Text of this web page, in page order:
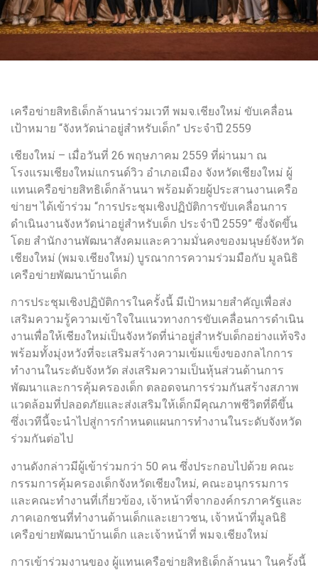
เครือข่ายสิทธิเด็กล้านนาร่วมเวที พมจ.เชียงใหม่ ขับเคลื่อน
เป้าหมาย “จังหวัดน่าอยู่สำหรับเด็ก” ประจำปี 2559
เชียงใหม่ – เมื่อวันที่ 26 พฤษภาคม 2559 ที่ผ่านมา ณ
โรงแรมเชียงใหม่แกรนด์วิว อำเภอเมือง จังหวัดเชียงใหม่ ผู้
แทนเครือข่ายสิทธิเด็กล้านนา พร้อมด้วยผู้ประสานงานเครือ
ข่ายฯ ได้เข้าร่วม “การประชุมเชิงปฏิบัติการขับเคลื่อนการ
ดำเนินงานจังหวัดน่าอยู่สำหรับเด็ก ประจำปี 2559” ซึ่งจัดขึ้น
โดย สำนักงานพัฒนาสังคมและความมั่นคงของมนุษย์จังหวัด
เชียงใหม่ (พมจ.เชียงใหม่) บูรณาการความร่วมมือกับ มูลนิธิ
เครือข่ายพัฒนาบ้านเด็ก
การประชุมเชิงปฏิบัติการในครั้งนี้ มีเป้าหมายสำคัญเพื่อส่ง
เสริมความรู้ความเข้าใจในแนวทางการขับเคลื่อนการดำเนิน
งานเพื่อให้เชียงใหม่เป็นจังหวัดที่น่าอยู่สำหรับเด็กอย่างแท้จริง
พร้อมทั้งมุ่งหวังที่จะเสริมสร้างความเข้มแข็งของกลไกการ
ทำงานในระดับจังหวัด ส่งเสริมความเป็นหุ้นส่วนด้านการ
พัฒนาและการคุ้มครองเด็ก ตลอดจนการร่วมกันสร้างสภาพ
แวดล้อมที่ปลอดภัยและส่งเสริมให้เด็กมีคุณภาพชีวิตที่ดีขึ้น
ซึ่งเวทีนี้จะนำไปสู่การกำหนดแผนการทำงานในระดับจังหวัด
ร่วมกันต่อไป
งานดังกล่าวมีผู้เข้าร่วมกว่า 50 คน ซึ่งประกอบไปด้วย คณะ
กรรมการคุ้มครองเด็กจังหวัดเชียงใหม่, คณะอนุกรรมการ
และคณะทำงานที่เกี่ยวข้อง, เจ้าหน้าที่จากองค์กรภาครัฐและ
ภาคเอกชนที่ทำงานด้านเด็กและเยาวชน, เจ้าหน้าที่มูลนิธิ
เครือข่ายพัฒนาบ้านเด็ก และเจ้าหน้าที่ พมจ.เชียงใหม่
การเข้าร่วมงานของ ผู้แทนเครือข่ายสิทธิเด็กล้านนา ในครั้งนี้